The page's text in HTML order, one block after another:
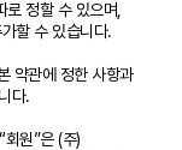
정할 수 있으며,
할 수 있습니다.
약관에 정한 사항과
다.
원”은 (주)